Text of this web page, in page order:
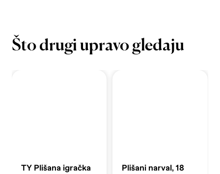
Što drugi upravo gledaju
TY Plišana igračka
Plišani narval, 18